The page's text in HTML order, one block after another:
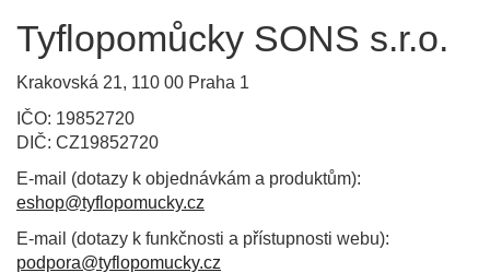
Tyflopomůcky SONS s.r.o.
Krakovská 21, 110 00 Praha 1
IČO: 19852720
DIČ: CZ19852720
E-mail (dotazy k objednávkám a produktům):
eshop@tyflopomucky.cz
E-mail (dotazy k funkčnosti a přístupnosti webu):
podpora@tyflopomucky.cz